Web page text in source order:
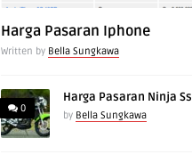
Harga Pasaran Iphone
Written by Bella Sungkawa
0
Harga Pasaran Ninja Ss
by Bella Sungkawa